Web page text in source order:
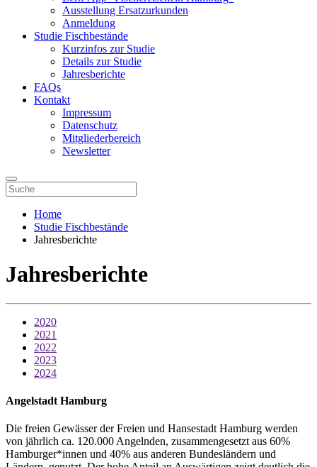
Ausstellung Ersatzurkunden
Anmeldung
Studie Fischbestände
Kurzinfos zur Studie
Details zur Studie
Jahresberichte
FAQs
Kontakt
Impressum
Datenschutz
Mitgliederbereich
Newsletter
Home
Studie Fischbestände
Jahresberichte
Jahresberichte
2020
2021
2022
2023
2024
Angelstadt Hamburg
Die freien Gewässer der Freien und Hansestadt Hamburg werden
von jährlich ca. 120.000 Angelnden, zusammengesetzt aus 60%
Hamburger*innen und 40% aus anderen Bundesländern und